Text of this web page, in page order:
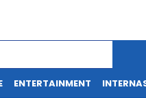
ENTERTAINMENT